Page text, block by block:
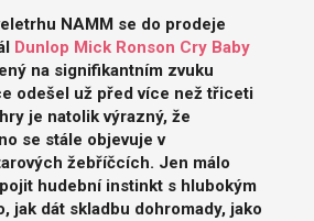
NAMM se do prodeje
Dunlop Mick Ronson Cry Baby
na signifikantním zvuku
odešel už před více než třiceti
je natolik výrazný, že
se stále objevuje v
žebříčcích. Jen málo
hudební instinkt s hlubokým
jak dát skladbu dohromady, jako